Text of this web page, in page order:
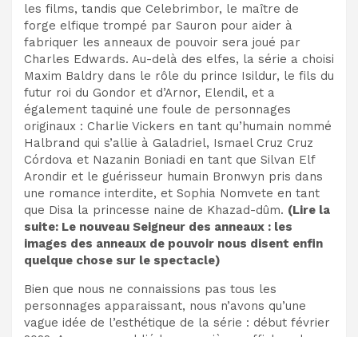
les films, tandis que Celebrimbor, le maître de
forge elfique trompé par Sauron pour aider à
fabriquer les anneaux de pouvoir sera joué par
Charles Edwards. Au-delà des elfes, la série a choisi
Maxim Baldry dans le rôle du prince Isildur, le fils du
futur roi du Gondor et d’Arnor, Elendil, et a
également taquiné une foule de personnages
originaux : Charlie Vickers en tant qu’humain nommé
Halbrand qui s’allie à Galadriel, Ismael Cruz Cruz
Córdova et Nazanin Boniadi en tant que Silvan Elf
Arondir et le guérisseur humain Bronwyn pris dans
une romance interdite, et Sophia Nomvete en tant
que Disa la princesse naine de Khazad-dûm. (Lire la
suite: Le nouveau Seigneur des anneaux : les
images des anneaux de pouvoir nous disent enfin
quelque chose sur le spectacle)
Bien que nous ne connaissions pas tous les
personnages apparaissant, nous n’avons qu’une
vague idée de l’esthétique de la série : début février